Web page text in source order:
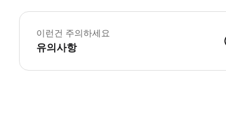
이런건 주의하세요
유의사항